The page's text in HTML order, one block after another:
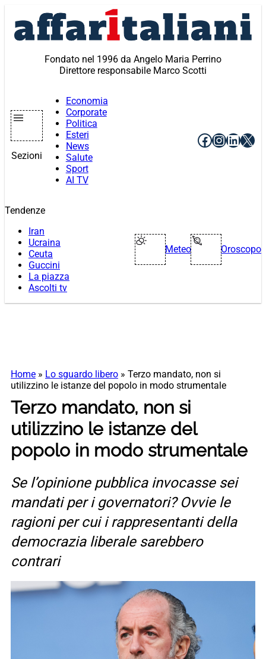
contenuto
Fondato nel 1996 da Angelo Maria Perrino
Direttore responsabile Marco Scotti
Sezioni
Economia
Corporate
Politica
Esteri
News
Salute
Sport
AI TV
Facebook
X
Tendenze
Iran
Ucraina
Ceuta
Guccini
La piazza
Ascolti tv
Meteo Oroscopo
Home » Lo sguardo libero » Terzo mandato, non si
utilizzino le istanze del popolo in modo strumentale
Terzo mandato, non si
utilizzino le istanze del
popolo in modo strumentale
Se l’opinione pubblica invocasse sei
mandati per i governatori? Ovvie le
ragioni per cui i rappresentanti della
democrazia liberale sarebbero
contrari